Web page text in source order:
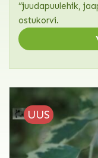
“juudapuulehik,
ostukorvi.
UUS